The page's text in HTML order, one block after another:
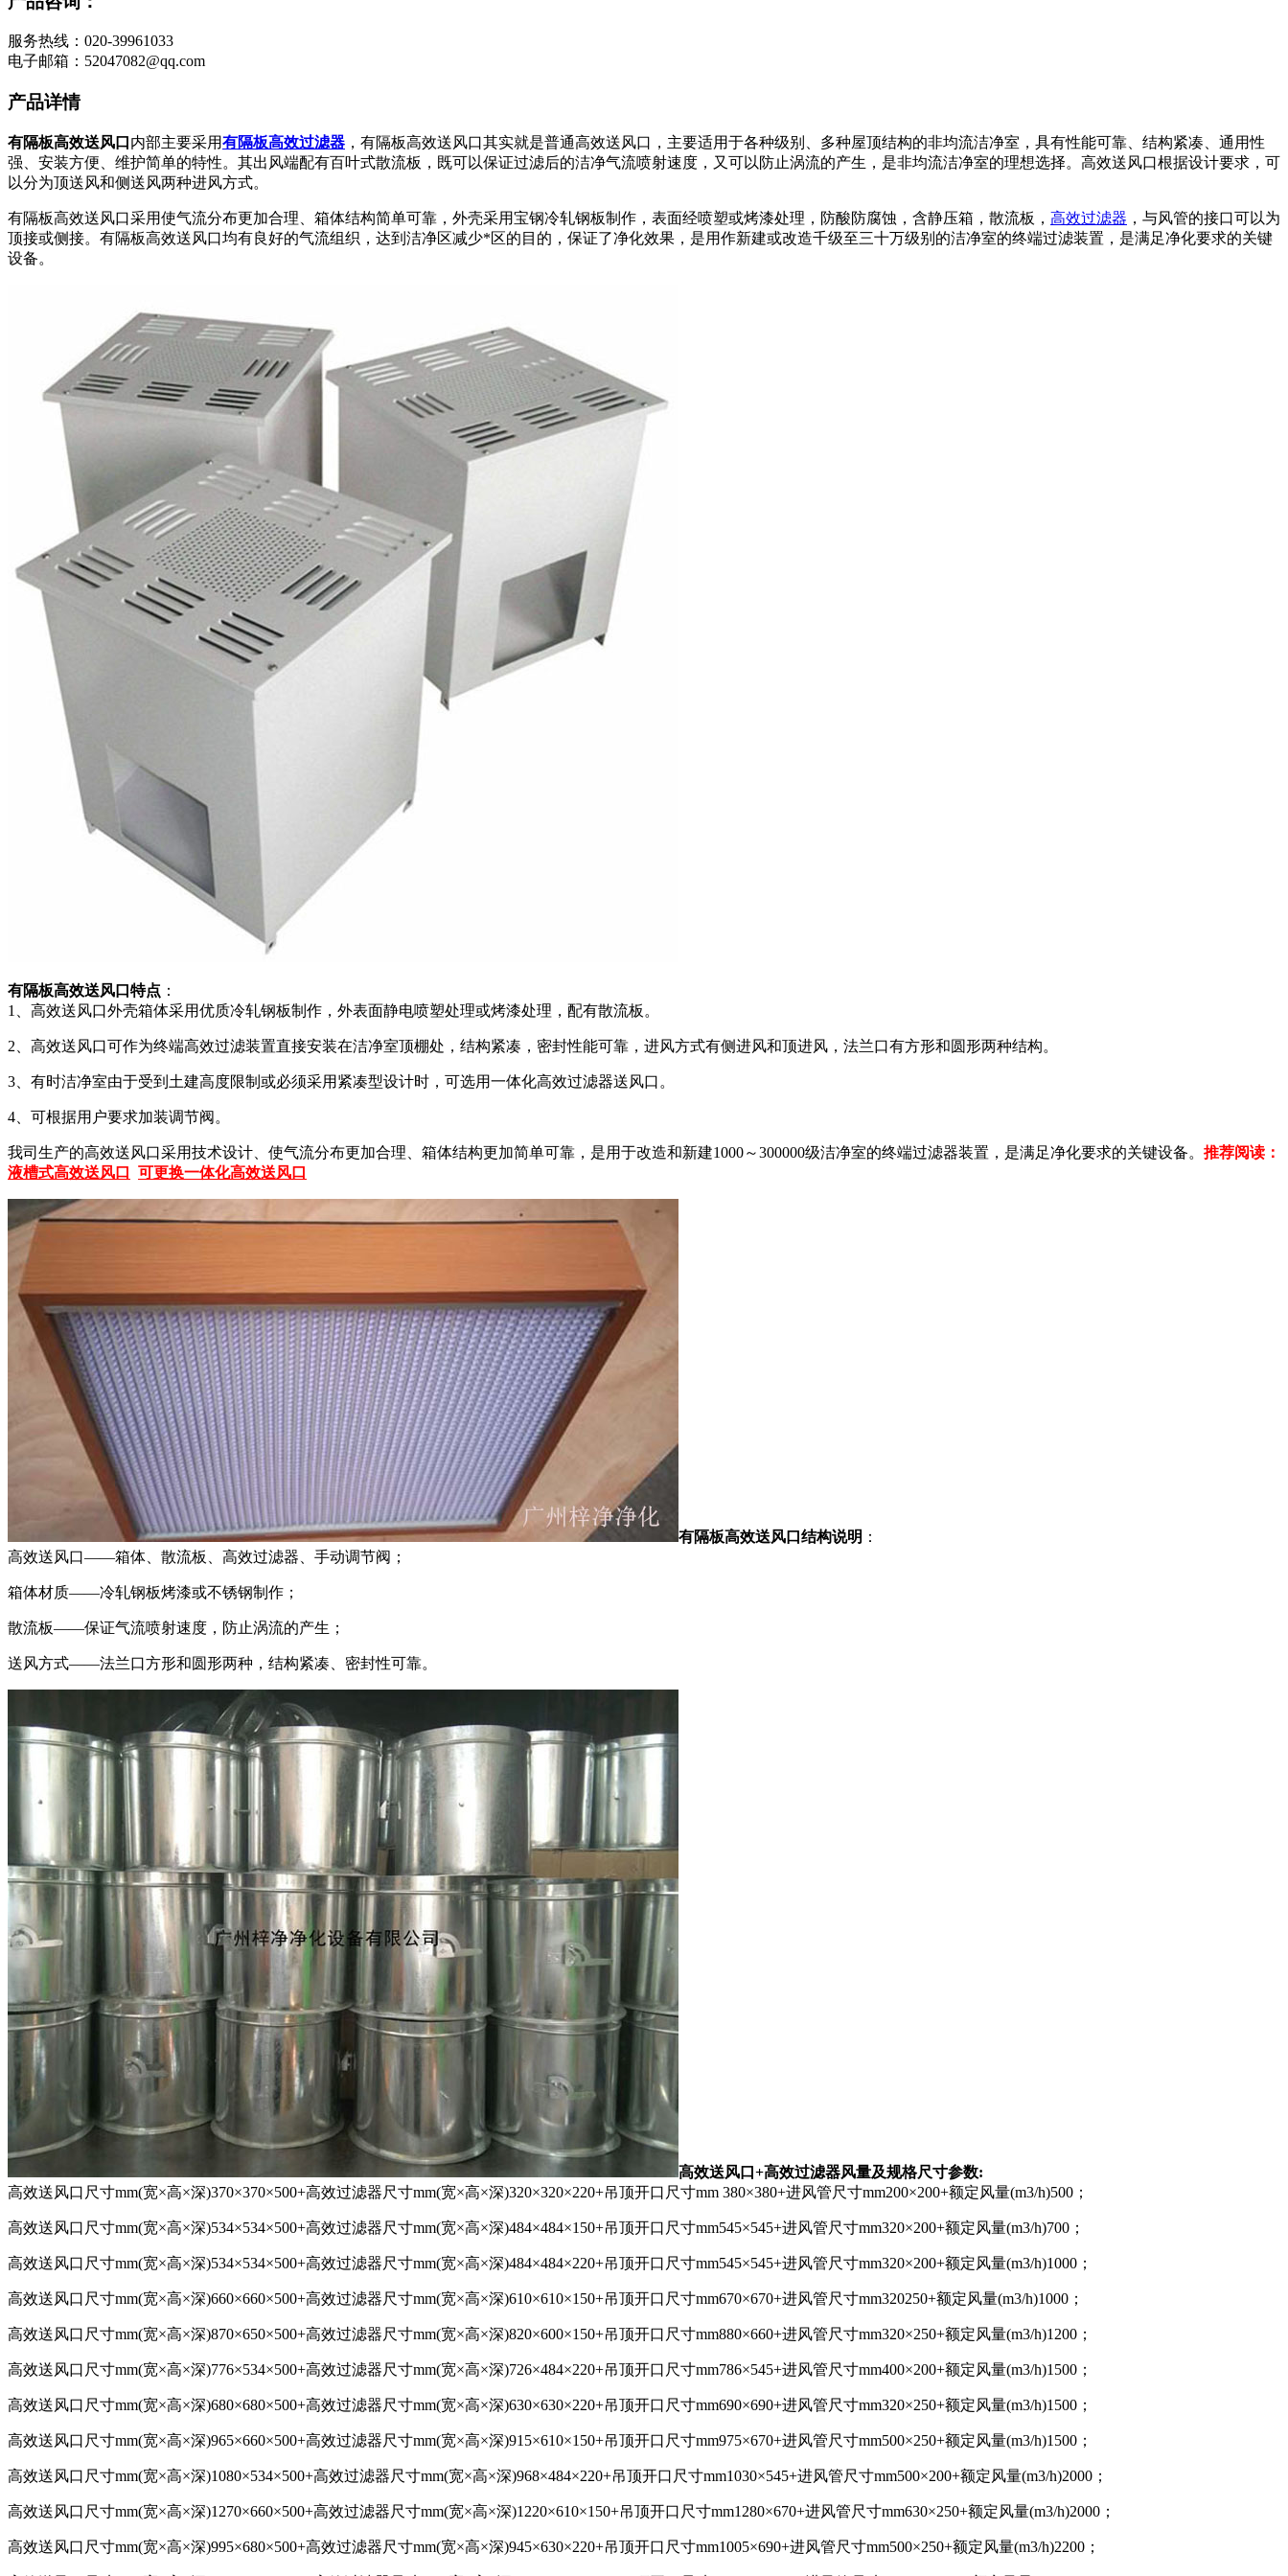
服务热线：020-39961033
电子邮箱：52047082@qq.com
产品详情
有隔板高效送风口 内部主要采用有隔板高效过滤器 ，有隔板高效送风口其实就是普通高效送风口，主要适用于各种级别、多种屋顶结构的非均流洁净室，具有性能可靠、结构紧凑、通用性
强、安装方便、维护简单的特性。其出风端配有百叶式散流板，既可以保证过滤后的洁净气流喷射速度，又可以防止涡流的产生，是非均流洁净室的理想选择。高效送风口根据设计要求，可
以分为顶送风和侧送风两种进风方式。
有隔板高效送风口采用使气流分布更加合理、箱体结构简单可靠，外壳采用宝钢冷轧钢板制作，表面经喷塑或烤漆处理，防酸防腐蚀，含静压箱，散流板， 高效过滤器 ，与风管的接口可以为
顶接或侧接。有隔板高效送风口均有良好的气流组织，达到洁净区减少*区的目的，保证了净化效果，是用作新建或改造千级至三十万级别的洁净室的终端过滤装置，是满足净化要求的关键
设备。
有隔板高效送风口特点 ：
1、高效送风口外壳箱体采用优质冷轧钢板制作，外表面静电喷塑处理或烤漆处理，配有散流板。
2、高效送风口可作为终端高效过滤装置直接安装在洁净室顶棚处，结构紧凑，密封性能可靠，进风方式有侧进风和顶进风，法兰口有方形和圆形两种结构。
3、有时洁净室由于受到土建高度限制或必须采用紧凑型设计时，可选用一体化高效过滤器送风口。
4、可根据用户要求加装调节阀。
我司生产的高效送风口采用技术设计、使气流分布更加合理、箱体结构更加简单可靠，是用于改造和新建1000～300000级洁净室的终端过滤器装置，是满足净化要求的关键设备。 推荐阅读：
液槽式高效送风口
可更换一体化高效送风口
有隔板高效送风口结构说明 ：
高效送风口——箱体、散流板、高效过滤器、手动调节阀；
箱体材质——冷轧钢板烤漆或不锈钢制作；
散流板——保证气流喷射速度，防止涡流的产生；
送风方式——法兰口方形和圆形两种，结构紧凑、密封性可靠。
高效送风口+高效过滤器风量及规格尺寸参数:
高效送风口尺寸mm(宽×高×深)370×370×500+高效过滤器尺寸mm(宽×高×深)320×320×220+吊顶开口尺寸mm 380×380+进风管尺寸mm200×200+额定风量(m3/h)500；
高效送风口尺寸mm(宽×高×深)534×534×500+高效过滤器尺寸mm(宽×高×深)484×484×150+吊顶开口尺寸mm545×545+进风管尺寸mm320×200+额定风量(m3/h)700；
高效送风口尺寸mm(宽×高×深)534×534×500+高效过滤器尺寸mm(宽×高×深)484×484×220+吊顶开口尺寸mm545×545+进风管尺寸mm320×200+额定风量(m3/h)1000；
高效送风口尺寸mm(宽×高×深)660×660×500+高效过滤器尺寸mm(宽×高×深)610×610×150+吊顶开口尺寸mm670×670+进风管尺寸mm320250+额定风量(m3/h)1000；
高效送风口尺寸mm(宽×高×深)870×650×500+高效过滤器尺寸mm(宽×高×深)820×600×150+吊顶开口尺寸mm880×660+进风管尺寸mm320×250+额定风量(m3/h)1200；
高效送风口尺寸mm(宽×高×深)776×534×500+高效过滤器尺寸mm(宽×高×深)726×484×220+吊顶开口尺寸mm786×545+进风管尺寸mm400×200+额定风量(m3/h)1500；
高效送风口尺寸mm(宽×高×深)680×680×500+高效过滤器尺寸mm(宽×高×深)630×630×220+吊顶开口尺寸mm690×690+进风管尺寸mm320×250+额定风量(m3/h)1500；
高效送风口尺寸mm(宽×高×深)965×660×500+高效过滤器尺寸mm(宽×高×深)915×610×150+吊顶开口尺寸mm975×670+进风管尺寸mm500×250+额定风量(m3/h)1500；
高效送风口尺寸mm(宽×高×深)1080×534×500+高效过滤器尺寸mm(宽×高×深)968×484×220+吊顶开口尺寸mm1030×545+进风管尺寸mm500×200+额定风量(m3/h)2000；
高效送风口尺寸mm(宽×高×深)1270×660×500+高效过滤器尺寸mm(宽×高×深)1220×610×150+吊顶开口尺寸mm1280×670+进风管尺寸mm630×250+额定风量(m3/h)2000；
高效送风口尺寸mm(宽×高×深)995×680×500+高效过滤器尺寸mm(宽×高×深)945×630×220+吊顶开口尺寸mm1005×690+进风管尺寸mm500×250+额定风量(m3/h)2200；